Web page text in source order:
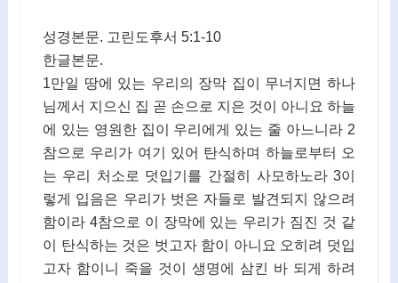
성경본문. 고린도후서 5:1-10
한글본문.
1만일 땅에 있는 우리의 장막 집이 무너지면 하나
님께서 지으신 집 곧 손으로 지은 것이 아니요 하늘
에 있는 영원한 집이 우리에게 있는 줄 아느니라 2
참으로 우리가 여기 있어 탄식하며 하늘로부터 오
는 우리 처소로 덧입기를 간절히 사모하노라 3이
렇게 입음은 우리가 벗은 자들로 발견되지 않으려
함이라 4참으로 이 장막에 있는 우리가 짐진 것 같
이 탄식하는 것은 벗고자 함이 아니요 오히려 덧입
고자 함이니 죽을 것이 생명에 삼킨 바 되게 하려